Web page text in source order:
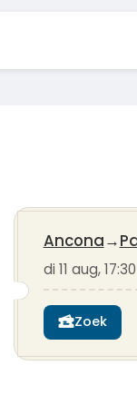
Ancona→
di 11 aug, 17:30
Zoek